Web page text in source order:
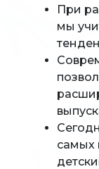
При
мы
самых